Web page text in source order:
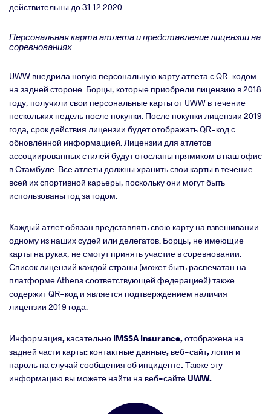
действительны до 31.12.2020.
Персональная карта атлета и представление лицензии на
соревнованиях
UWW внедрила новую персональную карту атлета сQR-кодом
на задней стороне. Борцы, которые приобрели лицензию в 2018
году, получили свои персональные карты отUWW в течение
нескольких недель после покупки. После покупки лицензии 2019
года, срок действия лицензии будет отображатьQR-код с
обновлённой информацией. Лицензии для атлетов
ассоциированных стилей будут отосланы прямиком в наш офис
в Стамбуле. Все атлеты должны хранить свои карты в течение
всей их спортивной карьеры, поскольку они могут быть
использованы год за годом.
Каждый атлет обязан представлять свою карту на взвешивании
одному из наших судей или делегатов. Борцы, не имеющие
карты на руках, не смогут принять участие в соревновании.
Список лицензий каждой страны (может быть распечатан на
платформеAthenaсоответствующей федерацией) также
содержитQR-код и является подтверждением наличия
лицензии 2019 года.
Информация, касательно IMSSA Insurance, отображена на
задней части карты: контактные данные, веб-сайт, логин и
пароль на случай сообщения об инциденте. Также эту
информацию вы можете найти на веб-сайте UWW.